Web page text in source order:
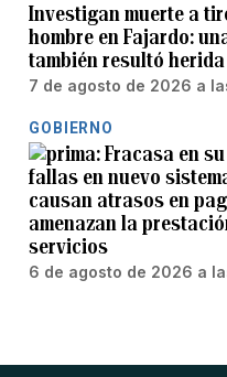
Investigan muerte a
hombre en Fajardo:
también resultó herida
7 de agosto de 2026 a
GOBIERNO
Fracasa en
fallas en nuevo
causan atrasos en
amenazan la
servicios
6 de agosto de 2026 a